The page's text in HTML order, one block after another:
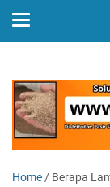
Home / Berapa